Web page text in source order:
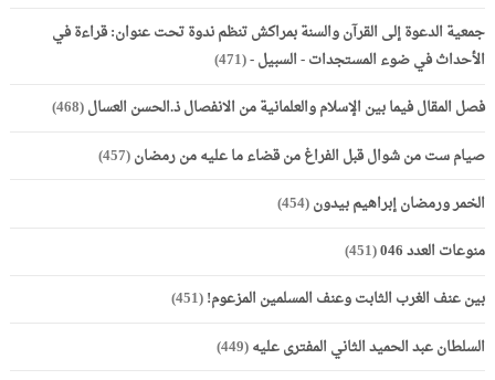
جمعية الدعوة إلى القرآن والسنة بمراكش تنظم ندوة تحت عنوان: قراءة في
الأحداث في ضوء المستجدات - السبيل -(471)
فصل المقال فيما بين الإسلام والعلمانية من الانفصال ذ.الحسن العسال(468)
صيام ست من شوال قبل الفراغ من قضاء ما عليه من رمضان(457)
الخمر ورمضان إبراهيم بيدون(454)
منوعات العدد 046
(451)
بين عنف الغرب الثابت وعنف المسلمين المزعوم!(451)
السلطان عبد الحميد الثاني المفترى عليه(449)